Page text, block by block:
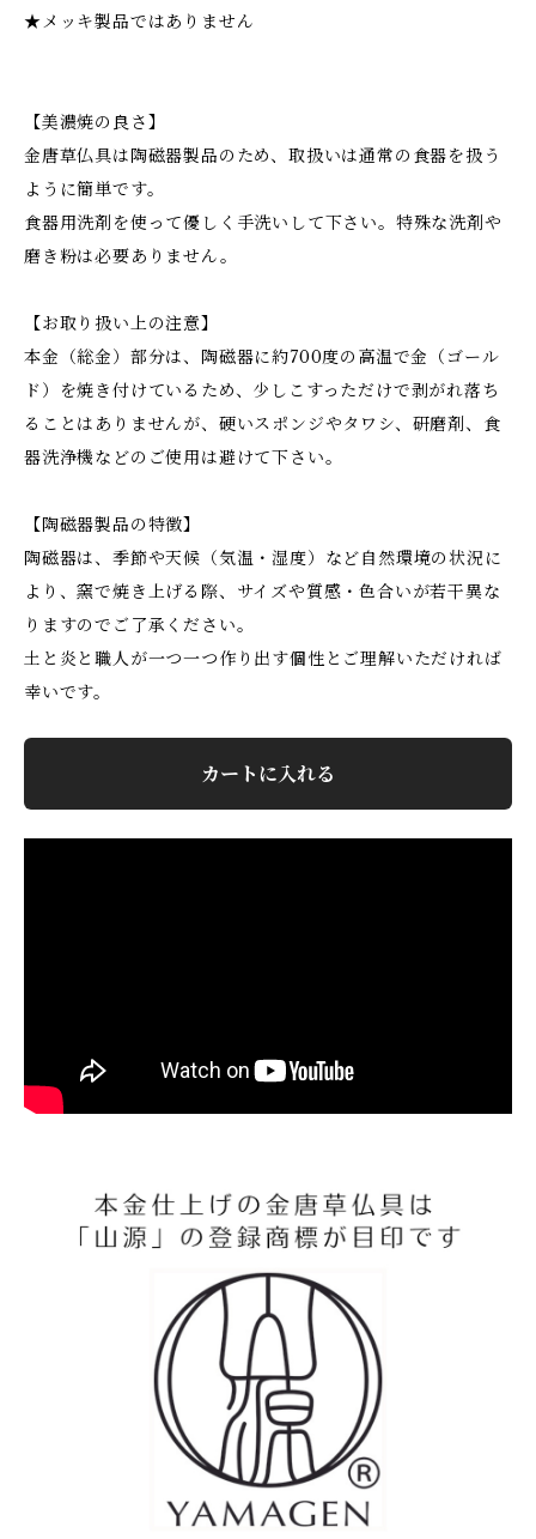
★メッキ製品ではありません
【美濃焼の良さ】
金唐草仏具は陶磁器製品のため、取扱いは通常の食器を扱う
ように簡単です。
食器用洗剤を使って優しく手洗いして下さい。特殊な洗剤や
磨き粉は必要ありません。
【お取り扱い上の注意】
本金（総金）部分は、陶磁器に約700度の高温で金（ゴール
ド）を焼き付けているため、少しこすっただけで剥がれ落ち
ることはありませんが、硬いスポンジやタワシ、研磨剤、食
器洗浄機などのご使用は避けて下さい。
【陶磁器製品の特徴】
陶磁器は、季節や天候（気温・湿度）など自然環境の状況に
より、窯で焼き上げる際、サイズや質感・色合いが若干異な
りますのでご了承ください。
土と炎と職人が一つ一つ作り出す個性とご理解いただければ
幸いです。
カートに入れる